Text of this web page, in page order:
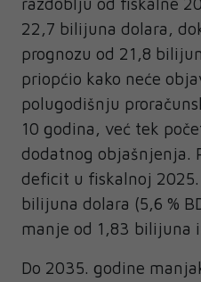
razdoblju od fiskalne
22,7 bilijuna dolara,
prognozu od 21,8
priopćio kako neće
polugodišnju
10 godina, već tek
dodatnog objašnjenja.
deficit u fiskalnoj
bilijuna dolara (5,6 %
manje od 1,83 bilijuna
Do 2035. godine